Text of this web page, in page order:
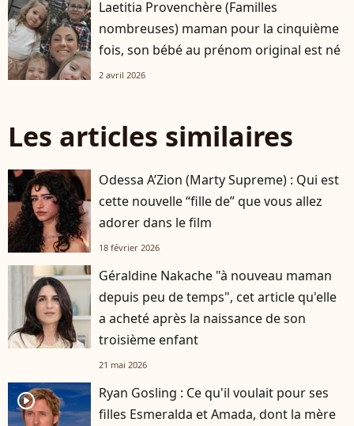
Laetitia Provenchère (Familles
nombreuses) maman pour la cinquième
fois, son bébé au prénom original est né
2 avril 2026
Les articles similaires
Odessa A’Zion (Marty Supreme) : Qui est
cette nouvelle “fille de” que vous allez
adorer dans le film
18 février 2026
Géraldine Nakache "à nouveau maman
depuis peu de temps", cet article qu'elle
a acheté après la naissance de son
troisième enfant
21 mai 2026
player2
Ryan Gosling : Ce qu'il voulait pour ses
filles Esmeralda et Amada, dont la mère